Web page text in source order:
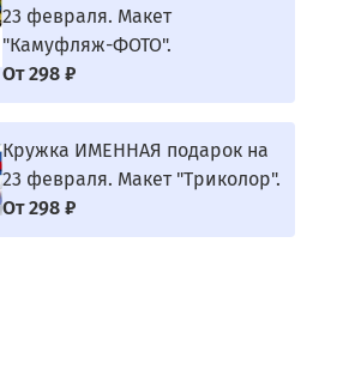
23 февраля. Макет
"Камуфляж-ФОТО".
От 298 ₽
Кружка ИМЕННАЯ подарок на
23 февраля. Макет "Триколор".
От 298 ₽